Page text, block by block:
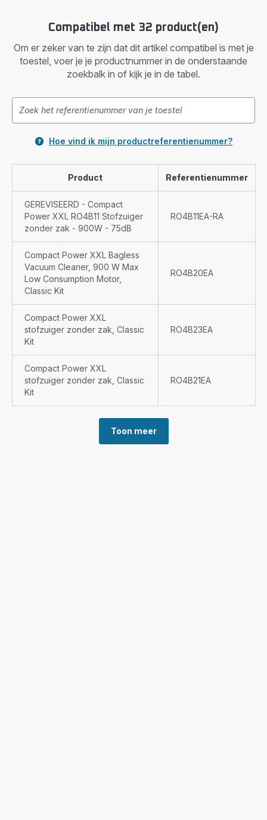
Compatibel met 32 product(en)
Om er zeker van te zijn dat dit artikel compatibel is met je
toestel, voer je je productnummer in de onderstaande
zoekbalk in of kijk je in de tabel.
Hoe vind ik mijn productreferentienummer?
Product Referentienummer
GEREVISEERD - Compact
Power XXL RO4B11 Stofzuiger
zonder zak - 900W - 75dB
RO4B11EA-RA
Compact Power XXL Bagless
Vacuum Cleaner, 900 W Max
Low Consumption Motor,
Classic Kit
RO4B20EA
Compact Power XXL
stofzuiger zonder zak, Classic
Kit
RO4B23EA
Compact Power XXL
stofzuiger zonder zak, Classic
Kit
RO4B21EA
Toon meer